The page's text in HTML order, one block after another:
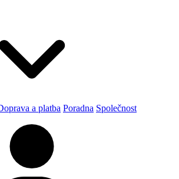
a platba Poradna Společnost